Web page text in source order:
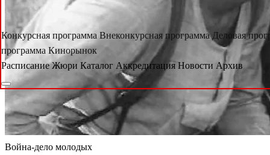
Конкурсная программа Внеконкурсная программаДеловая
программа Кинорынок
РасписаниеЖюри Каталог Аккредитация Новости Архив
Война-дело молодых